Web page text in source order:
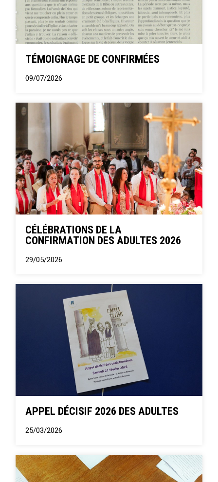
TÉMOIGNAGE DE CONFIRMÉES
09/07/2026
CÉLÉBRATIONS DE LA
CONFIRMATION DES ADULTES 2026
29/05/2026
APPEL DÉCISIF 2026 DES ADULTES
25/03/2026